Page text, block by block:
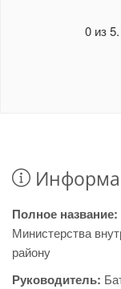
0 из5.
Полное название:
Министерства
району
Руководитель: